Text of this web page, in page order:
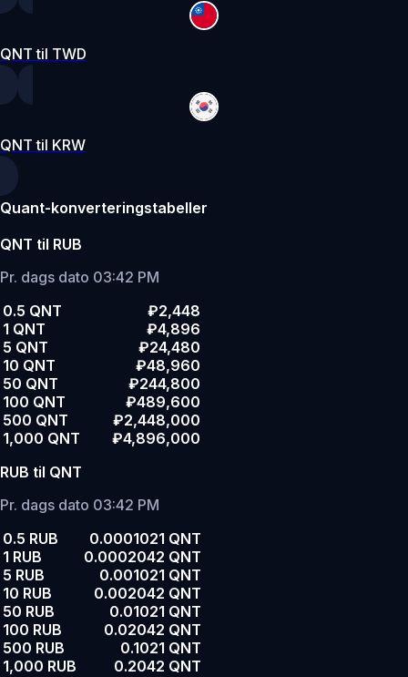
QNT til TWD
QNT til KRW
Quant-konverteringstabeller
QNT til RUB
Pr. dags dato 03:42 PM
0.5 QNT
₽2,448
1 QNT
₽4,896
5 QNT
₽24,480
10 QNT
₽48,960
50 QNT
₽244,800
100 QNT
₽489,600
500 QNT
₽2,448,000
1,000 QNT
₽4,896,000
RUB til QNT
Pr. dags dato 03:42 PM
0.5 RUB
0.0001021 QNT
1 RUB
0.0002042 QNT
5 RUB
0.001021 QNT
10 RUB
0.002042 QNT
50 RUB
0.01021 QNT
100 RUB
0.02042 QNT
500 RUB
0.1021 QNT
1,000 RUB
0.2042 QNT